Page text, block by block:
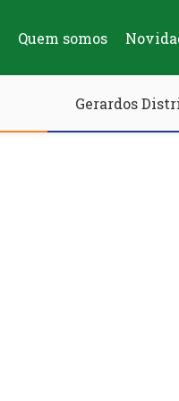
Quem somos
Gerardos